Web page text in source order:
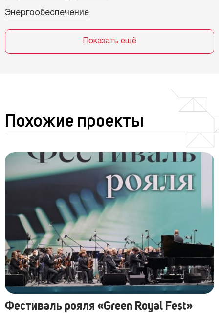
Энергообеспечение
Показать ещё
Похожие проекты
Фестиваль рояля «Green Royal Fest»